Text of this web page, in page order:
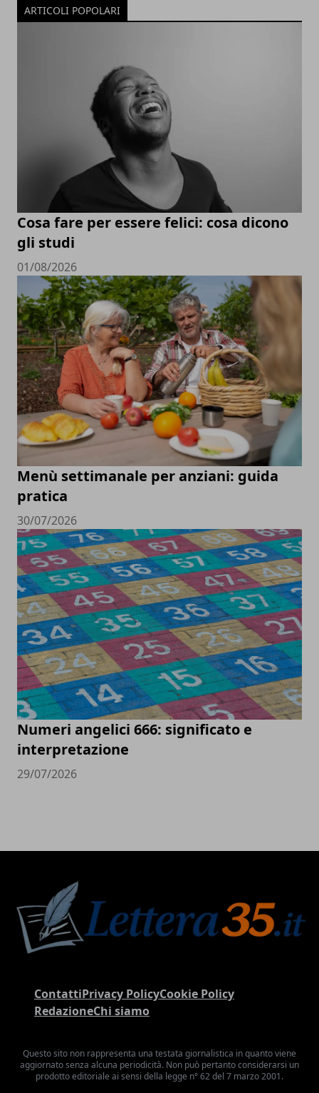
ARTICOLI POPOLARI
Cosa fare per essere felici: cosa dicono
gli studi
01/08/2026
Menù settimanale per anziani: guida
pratica
30/07/2026
Numeri angelici 666: significato e
interpretazione
29/07/2026
ContattiPrivacy PolicyCookie Policy
RedazioneChi siamo
Questo sito non rappresenta una testata giornalistica in quanto viene
aggiornato senza alcuna periodicità. Non può pertanto considerarsi un
prodotto editoriale ai sensi della legge n° 62 del 7 marzo 2001.